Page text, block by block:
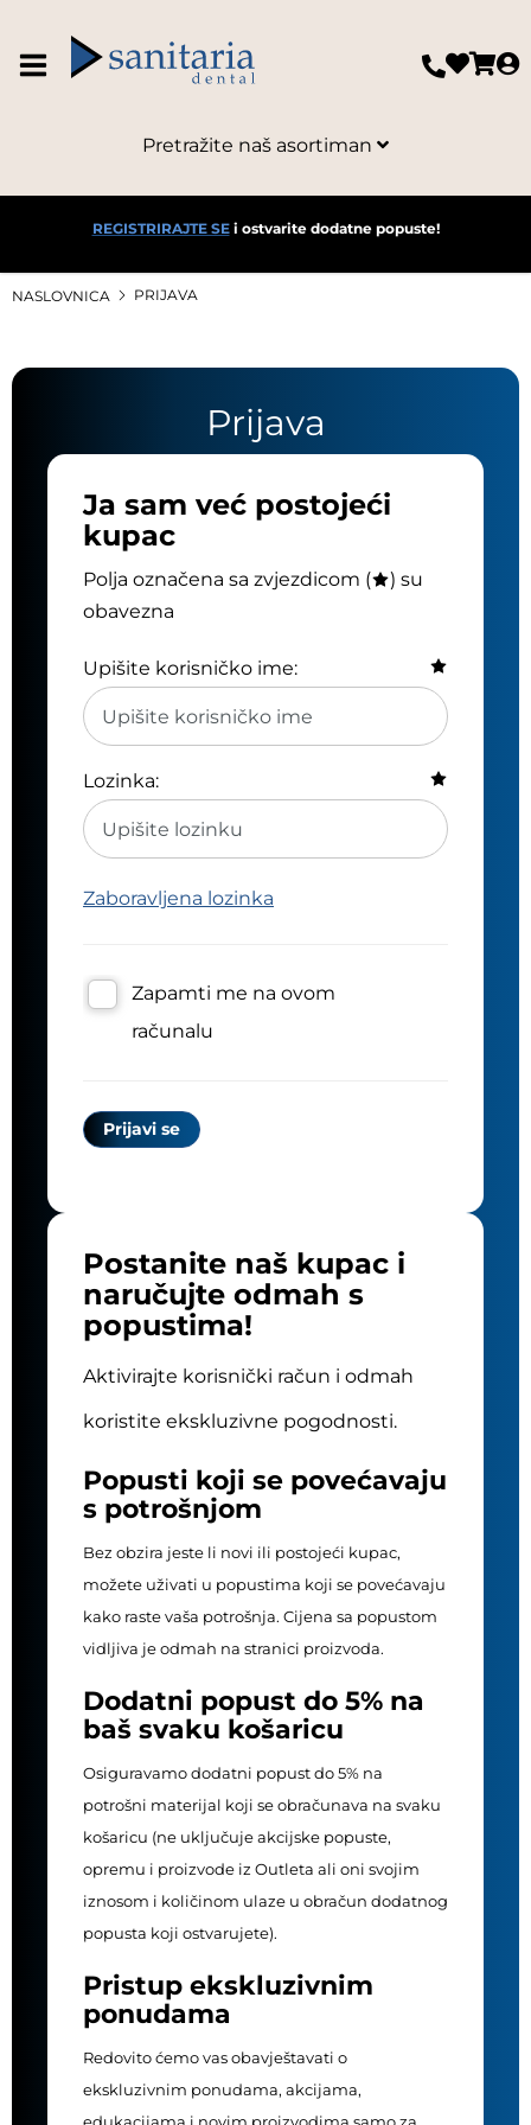
Pretražite naš asortiman
REGISTRIRAJTE SEi ostvarite dodatne popuste!
NASLOVNICA PRIJAVA
Prijava
Ja sam već postojeći
kupac
Polja označena sa zvjezdicom (
) su
obavezna
Upišite korisničko ime:
Lozinka:
Zaboravljena lozinka
Zapamti me na ovom
računalu
Postanite naš kupac i
naručujte odmah s
popustima!
Aktivirajte korisnički račun i odmah
koristite ekskluzivne pogodnosti.
Popusti koji se povećavaju
s potrošnjom
Bez obzira jeste li novi ili postojeći kupac,
možete uživati u popustima koji se povećavaju
kako raste vaša potrošnja. Cijena sa popustom
vidljiva je odmah na stranici proizvoda.
Dodatni popust do 5% na
baš svaku košaricu
Osiguravamo dodatni popust do 5% na
potrošni materijal koji se obračunava na svaku
košaricu (ne uključuje akcijske popuste,
opremu i proizvode iz Outleta ali oni svojim
iznosom i količinom ulaze u obračun dodatnog
popusta koji ostvarujete).
Pristup ekskluzivnim
ponudama
Redovito ćemo vas obavještavati o
ekskluzivnim ponudama, akcijama,